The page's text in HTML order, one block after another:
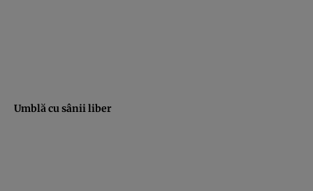
Umblă cu sânii liber